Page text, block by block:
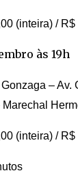
(inteira) /
às 19h
– Av.
(inteira) /